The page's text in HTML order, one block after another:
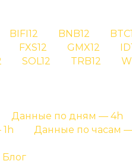
BIFI12 BNB12
FXS12 GMX12
SOL12 TRB12
Данные по дням — 4h
Данные по часам
Блог
страницах с
сигналов